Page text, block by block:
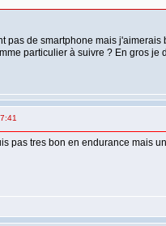
pas de smartphone mais
particulier à suivre ? En gros je
pas tres bon en endurance mais